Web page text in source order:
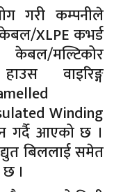
गरी कम्पनीले
XLPE कभर्ड
केबल/मल्टिकोर
वाइरिङ्ग
Winding
गर्दै आएको छ ।
बिललाई समेत
।